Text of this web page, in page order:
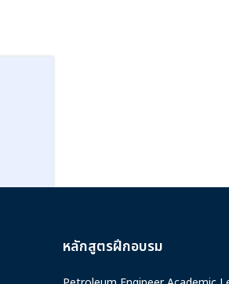
หลักสูตรฝึกอบรม